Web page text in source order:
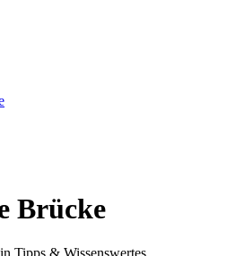
Brücke
in Tipps & Wissenswertes